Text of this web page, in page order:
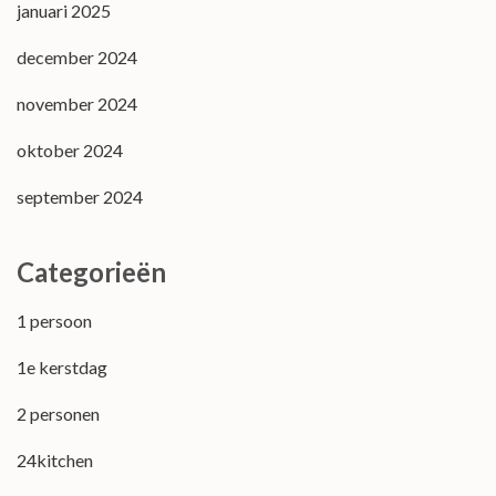
januari 2025
december 2024
november 2024
oktober 2024
september 2024
Categorieën
1 persoon
1e kerstdag
2 personen
24kitchen